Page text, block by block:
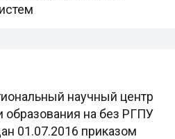
научный центр
образования на без РГПУ
01.07.2016 приказом